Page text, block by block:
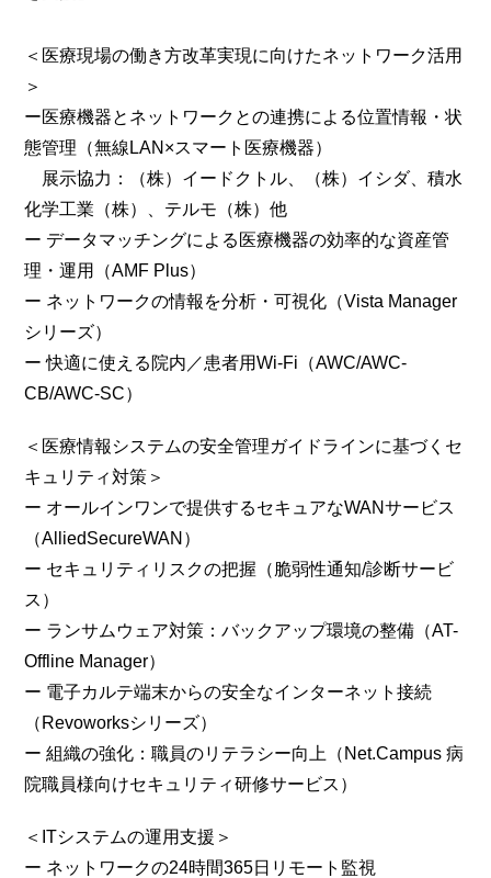
＜医療現場の働き方改革実現に向けたネットワーク活用
＞
ー医療機器とネットワークとの連携による位置情報・状
態管理（無線LAN×スマート医療機器）
展示協力：（株）イードクトル、（株）イシダ、積水
化学工業（株）、テルモ（株）他
ー データマッチングによる医療機器の効率的な資産管
理・運用（AMF Plus）
ー ネットワークの情報を分析・可視化（Vista Manager
シリーズ）
ー 快適に使える院内／患者用Wi-Fi（AWC/AWC-
CB/AWC-SC）
＜医療情報システムの安全管理ガイドラインに基づくセ
キュリティ対策＞
ー オールインワンで提供するセキュアなWANサービス
（AlliedSecureWAN）
ー セキュリティリスクの把握（脆弱性通知/診断サービ
ス）
ー ランサムウェア対策：バックアップ環境の整備（AT-
Offline Manager）
ー 電子カルテ端末からの安全なインターネット接続
（Revoworksシリーズ）
ー 組織の強化：職員のリテラシー向上（Net.Campus 病
院職員様向けセキュリティ研修サービス）
＜ITシステムの運用支援＞
ー ネットワークの24時間365日リモート監視